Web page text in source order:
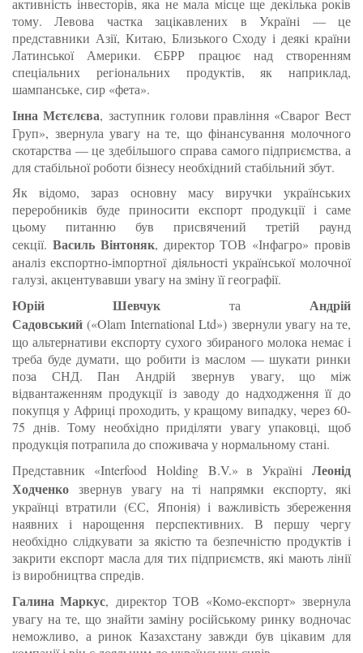
активність інвесторів, яка не мала місце ще декілька років
тому. Левова частка зацікавлених в Україні — це
представники Азії, Китаю, Близького Сходу і деякі країни
Латинської Америки. ЄБРР працює над створенням
спеціальних регіональних продуктів, як наприклад,
шампанське, сир «фета».
Інна Мєтєлєва, заступник голови правління «Сварог Вест
Груп», звернула увагу на те, що фінансування молочного
скотарства — це здебільшого справа самого підприємства, а
для стабільної роботи бізнесу необхідний стабільний збут.
Як відомо, зараз основну масу виручки українських
переробників буде приносити експорт продукції і саме
цьому питанню був присвячений третій раунд
секції.Василь Вінтоняк, директор ТОВ «Інфагро» провів
аналіз експортно-імпортної діяльності української молочної
галузі, акцентувавши увагу на зміну її географії.
Юрій Шевчук та Андрій
Садовський(«Olam International Ltd») звернули увагу на те,
що альтернативи експорту сухого збираного молока немає і
треба буде думати, що робити із маслом — шукати ринки
поза СНД. Пан Андрій звернув увагу, що між
відвантаженням продукції із заводу до надходження її до
покупця у Африці проходить, у кращому випадку, через 60-
75 днів. Тому необхідно приділяти увагу упаковці, щоб
продукція потрапила до споживача у нормальному стані.
Представник «Interfood Holding B.V.» в Україні Леонід
Ходченко звернув увагу на ті напрямки експорту, які
українці втратили (ЄС, Японія) і важливість збереження
наявних і нарощення перспективних. В першу чергу
необхідно слідкувати за якістю та безпечністю продуктів і
закрити експорт масла для тих підприємств, які мають лінії
із виробництва спредів.
Галина Маркус, директор ТОВ «Комо-експорт» звернула
увагу на те, що знайти заміну російському ринку водночас
неможливо, а ринок Казахстану завжди був цікавим для